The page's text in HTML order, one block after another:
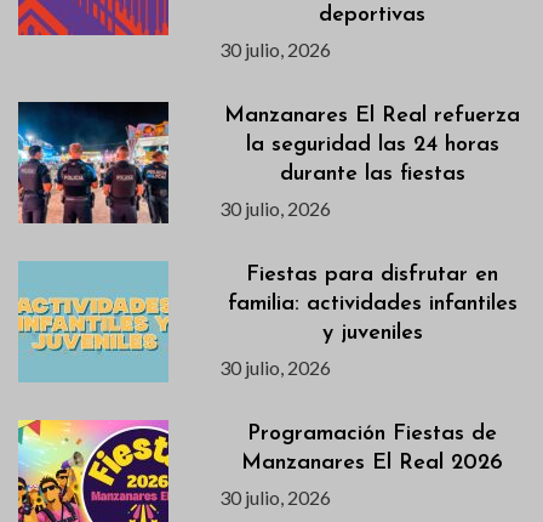
deportivas
30 julio, 2026
Manzanares El Real refuerza
la seguridad las 24 horas
durante las fiestas
30 julio, 2026
Fiestas para disfrutar en
familia: actividades infantiles
y juveniles
30 julio, 2026
Programación Fiestas de
Manzanares El Real 2026
30 julio, 2026